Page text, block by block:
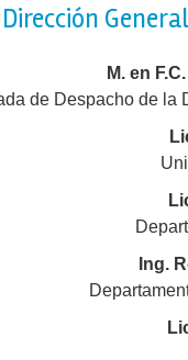
Dirección
M. en
de Despacho de la
Ing.